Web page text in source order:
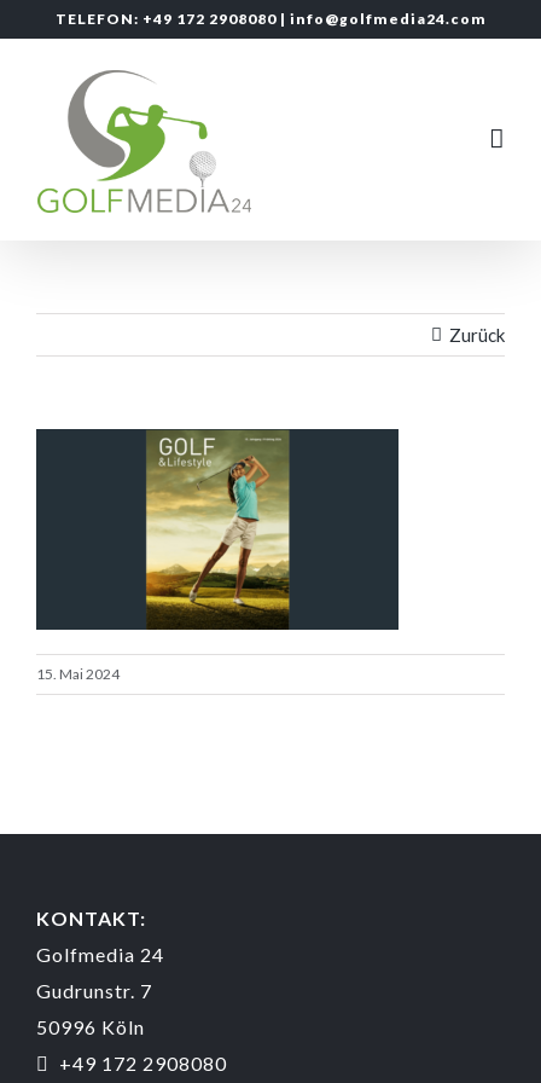
TELEFON: +49 172 2908080 | info@golfmedia24.com
Zurück
15. Mai 2024
KONTAKT:
Golfmedia 24
Gudrunstr. 7
50996 Köln
+49 172 2908080